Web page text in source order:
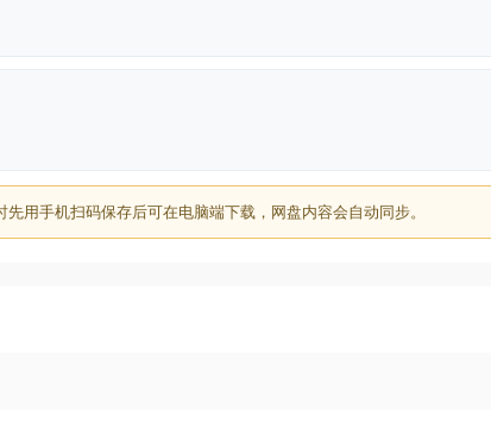
用手机扫码保存后可在电脑端下载，网盘内容会自动同步。